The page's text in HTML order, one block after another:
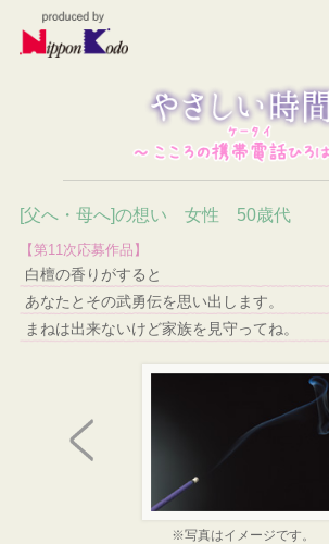
[父へ・母へ]の想い 女性 50歳代
【第11次応募作品】
白檀の香りがすると
あなたとその武勇伝を思い出します。
まねは出来ないけど家族を見守ってね。
※写真はイメージです。